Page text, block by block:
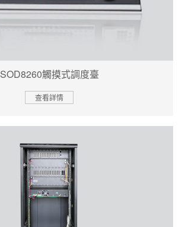
SOD8260觸摸式調度臺
查看詳情